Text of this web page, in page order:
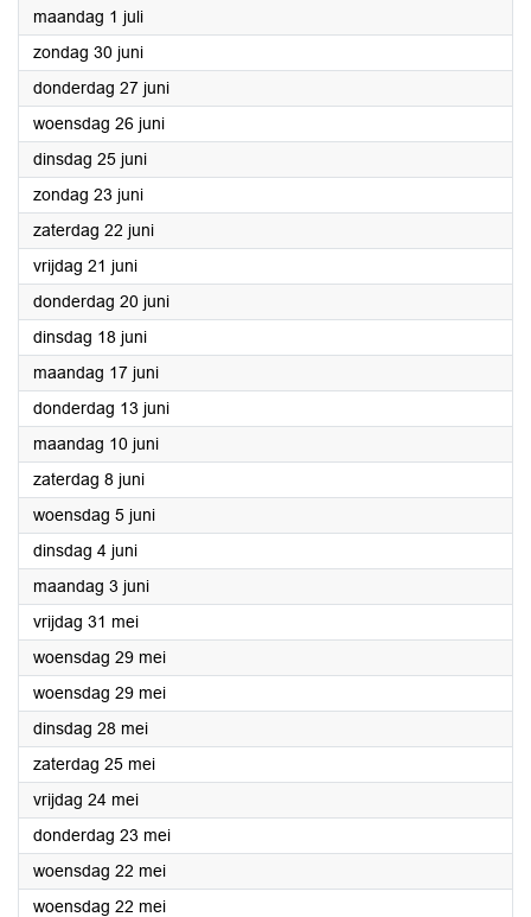
maandag 1 juli2024
zondag 30 juni2024
donderdag 27 juni2024
woensdag 26 juni2024
dinsdag 25 juni2024
zondag 23 juni2024
zaterdag 22 juni2024
vrijdag 21 juni2024
donderdag 20 juni2024
dinsdag 18 juni2024
maandag 17 juni2024
donderdag 13 juni2024
maandag 10 juni2024
zaterdag 8 juni2024
woensdag 5 juni2024
dinsdag 4 juni2024
maandag 3 juni2024
vrijdag 31 mei2024
woensdag 29 mei2024
woensdag 29 mei2024
dinsdag 28 mei2024
zaterdag 25 mei2024
vrijdag 24 mei2024
donderdag 23 mei2024
woensdag 22 mei2024
woensdag 22 mei2024